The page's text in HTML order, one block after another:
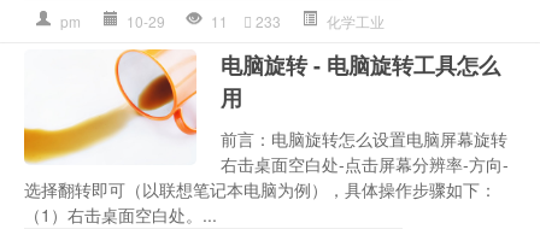
pm 10-29 11 233 化学工业
电脑旋转 - 电脑旋转工具怎么
用
前言：电脑旋转怎么设置电脑屏幕旋转
右击桌面空白处-点击屏幕分辨率-方向-
选择翻转即可（以联想笔记本电脑为例），具体操作步骤如下：
（1）右击桌面空白处。...